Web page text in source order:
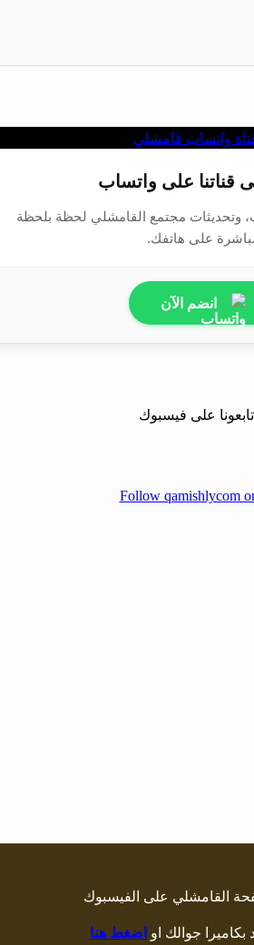
قناتنا على واتساب
وتحديثات مجتمع القامشلي لحظة بلحظة
على هاتفك.
انضم الآن
بكاميرا جوالك او اضغط هنا